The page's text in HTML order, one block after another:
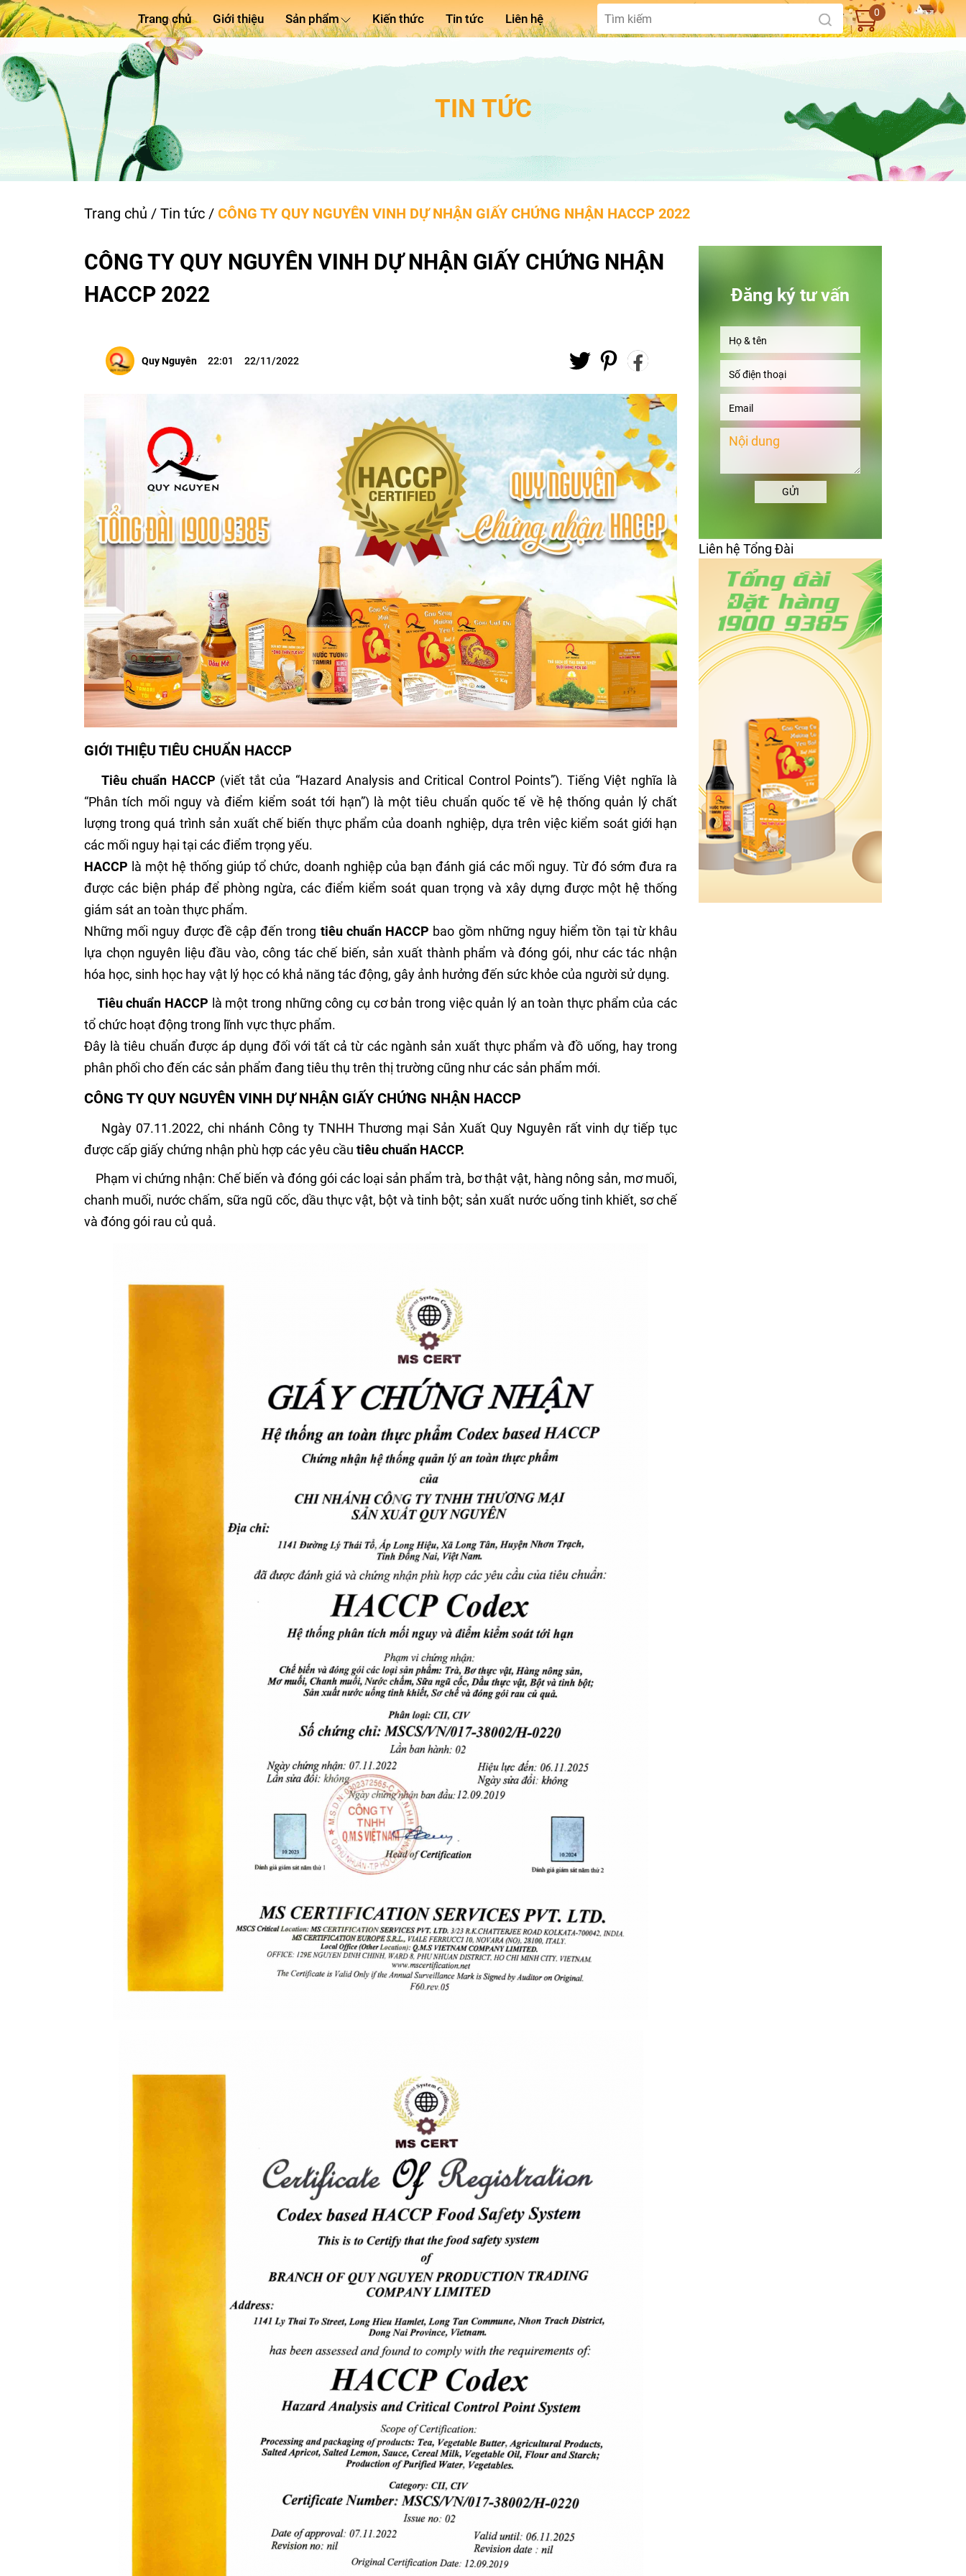
Trang chủ Giới thiệu Sản phẩm Kiến thức Tin tức Liên hệ 0
TIN TỨC
Trang chủ / Tin tức / CÔNG TY QUY NGUYÊN VINH DỰ NHẬN GIẤY CHỨNG NHẬN HACCP 2022
CÔNG TY QUY NGUYÊN VINH DỰ NHẬN GIẤY CHỨNG NHẬN
HACCP 2022
Quy Nguyên 22:01 22/11/2022
GIỚI THIỆU TIÊU CHUẨN HACCP
Tiêu chuẩn HACCP (viết tắt của “Hazard Analysis and Critical Control Points”). Tiếng Việt nghĩa là
“Phân tích mối nguy và điểm kiểm soát tới hạn”) là một tiêu chuẩn quốc tế về hệ thống quản lý chất
lượng trong quá trình sản xuất chế biến thực phẩm của doanh nghiệp, dựa trên việc kiểm soát giới hạn
các mối nguy hại tại các điểm trọng yếu.
HACCP là một hệ thống giúp tổ chức, doanh nghiệp của bạn đánh giá các mối nguy. Từ đó sớm đưa ra
được các biện pháp để phòng ngừa, các điểm kiểm soát quan trọng và xây dựng được một hệ thống
giám sát an toàn thực phẩm.
Những mối nguy được đề cập đến trong tiêu chuẩn HACCP bao gồm những nguy hiểm tồn tại từ khâu
lựa chọn nguyên liệu đầu vào, công tác chế biến, sản xuất thành phẩm và đóng gói, như các tác nhận
hóa học, sinh học hay vật lý học có khả năng tác động, gây ảnh hưởng đến sức khỏe của người sử dụng.
Tiêu chuẩn HACCP là một trong những công cụ cơ bản trong việc quản lý an toàn thực phẩm của các
tổ chức hoạt động trong lĩnh vực thực phẩm.
Đây là tiêu chuẩn được áp dụng đối với tất cả từ các ngành sản xuất thực phẩm và đồ uống, hay trong
phân phối cho đến các sản phẩm đang tiêu thụ trên thị trường cũng như các sản phẩm mới.
CÔNG TY QUY NGUYÊN VINH DỰ NHẬN GIẤY CHỨNG NHẬN HACCP
Ngày 07.11.2022, chi nhánh Công ty TNHH Thương mại Sản Xuất Quy Nguyên rất vinh dự tiếp tục
được cấp giấy chứng nhận phù hợp các yêu cầu tiêu chuẩn HACCP.
Phạm vi chứng nhận: Chế biến và đóng gói các loại sản phẩm trà, bơ thật vật, hàng nông sản, mơ muối,
chanh muối, nước chấm, sữa ngũ cốc, dầu thực vật, bột và tinh bột; sản xuất nước uống tinh khiết, sơ chế
và đóng gói rau củ quả.
Đăng ký tư vấn
GỬI
Liên hệ Tổng Đài